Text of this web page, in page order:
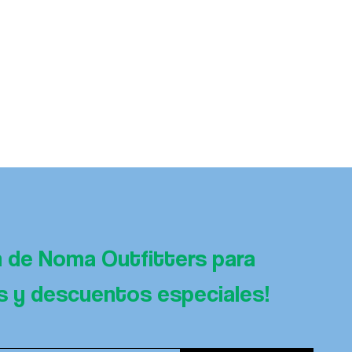
de Noma Outfitters para
y descuentos especiales!